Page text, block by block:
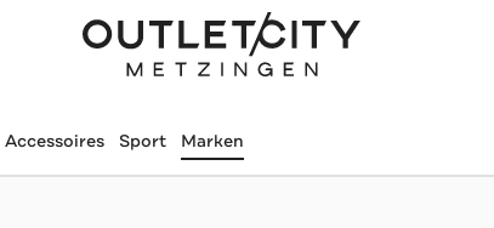
Accessoires Sport Marken